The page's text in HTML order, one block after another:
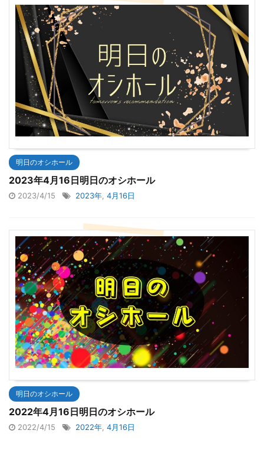
明日のオシホール
2023年4月16日明日のオシホール
2023/4/15 2023年 4月16日
明日のオシホール
2022年4月16日明日のオシホール
2022/4/15 2022年 4月16日